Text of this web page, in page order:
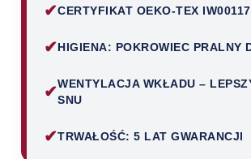
✔CERTYFIKAT OEKO-TEX
✔HIGIENA: POKROWIEC PRALNY
✔WENTYLACJA WKŁADU –
SNU
✔TRWAŁOŚĆ: 5 LAT GWARANCJI